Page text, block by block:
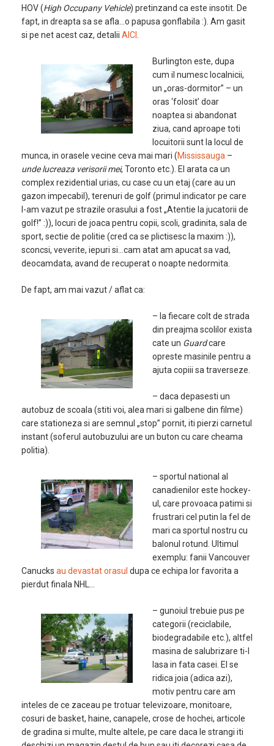
HOV (High Occupany Vehicle) pretinzand ca este insotit. De
fapt, in dreapta sa se afla…o papusa gonflabila :). Am gasit
si pe net acest caz, detalii AICI
Burlington este, dupa
cum il numesc localnicii,
un „oras-dormitor” – un
oras ‘folosit’ doar
noaptea si abandonat
ziua, cand aproape toti
locuitorii sunt la locul de
munca, in orasele vecine ceva mai mari (Mississauga –
unde lucreaza verisorii mei, Toronto etc.). El arata ca un
complex rezidential urias, cu case cu un etaj (care au un
gazon impecabil), terenuri de golf (primul indicator pe care
l-am vazut pe strazile orasului a fost „Atentie la jucatorii de
golf!” :)), locuri de joaca pentru copii, scoli, gradinita, sala de
sport, sectie de politie (cred ca se plictisesc la maxim :)),
sconcsi, veverite, iepuri si…cam atat am apucat sa vad,
deocamdata, avand de recuperat o noapte nedormita.
De fapt, am mai vazut / aflat ca:
– la fiecare colt de strada
din preajma scolilor exista
cate un Guardcare
opreste masinile pentru a
ajuta copiii sa traverseze.
– daca depasesti un
autobuz de scoala (stiti voi, alea mari si galbene din filme)
care stationeza si are semnul „stop” pornit, iti pierzi carnetul
instant (soferul autobuzului are un buton cu care cheama
politia).
– sportul national al
canadienilor este hockey-
ul, care provoaca patimi si
frustrari cel putin la fel de
mari ca sportul nostru cu
balonul rotund. Ultimul
exemplu: fanii Vancouver
Canucks au devastat orasul dupa ce echipa lor favorita a
pierdut finala NHL…
– gunoiul trebuie pus pe
categorii (reciclabile,
biodegradabile etc.), altfel
masina de salubrizare ti-l
lasa in fata casei. El se
ridica joia (adica azi),
motiv pentru care am
inteles de ce zaceau pe trotuar televizoare, monitoare,
cosuri de basket, haine, canapele, crose de hochei, articole
de gradina si multe, multe altele, pe care daca le strangi iti